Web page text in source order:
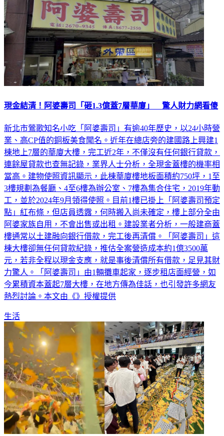
現金結清！阿婆壽司「砸1.3億蓋7層華廈」 驚人財力網看傻
新北市鶯歌知名小吃「阿婆壽司」有逾40年歷史，以24小時營
業、高CP值的銅板美食聞名。近年在總店旁的建國路上興建1
棟地上7層的華廈大樓，完工近2年，不僅沒有任何銀行貸款，
連餘屋貸款也查無記錄，業界人士分析，全現金蓋樓的機率相
當高。建物使照資訊顯示，此棟華廈樓地板面積約750坪，1至
3樓規劃為餐廳、4至6樓為辦公室、7樓為集合住宅，2019年動
工，並於2024年9月領得使照。目前1樓已掛上「阿婆壽司預定
點」紅布條，但店員透露，何時搬入尚未確定，樓上部分全由
阿婆家族自用，不會出售或出租。建設業者分析，一般建商蓋
樓通常以土建融向銀行借款，完工後再清償。「阿婆壽司」這
棟大樓卻無任何貸款紀錄，推估全案營造成本約1億3500萬
元，若非全程以現金支應，就是事後清償所有借款，足見其財
力驚人。「阿婆壽司」由1輛攤車起家，逐步租店面經營，如
今累積資本蓋起7層大樓，在地方傳為佳話，也引發許多網友
熱烈討論。本文由《》授權提供
生活